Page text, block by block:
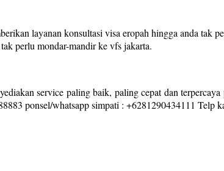
layanan konsultasi visa eropah hingga anda tak
perlu mondar-mandir ke vfs jakarta.
service paling baik, paling cepat dan terpercaya
ponsel/whatsapp simpati : +6281290434111 Telp